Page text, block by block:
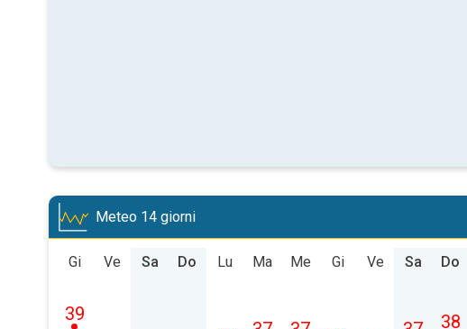
Meteo 14 giorni
Gi
39
Ve Sa Do Lu Ma Me Gi Ve Sa Do
38